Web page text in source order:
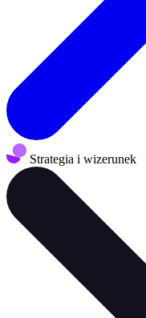
Strategia i wizerunek